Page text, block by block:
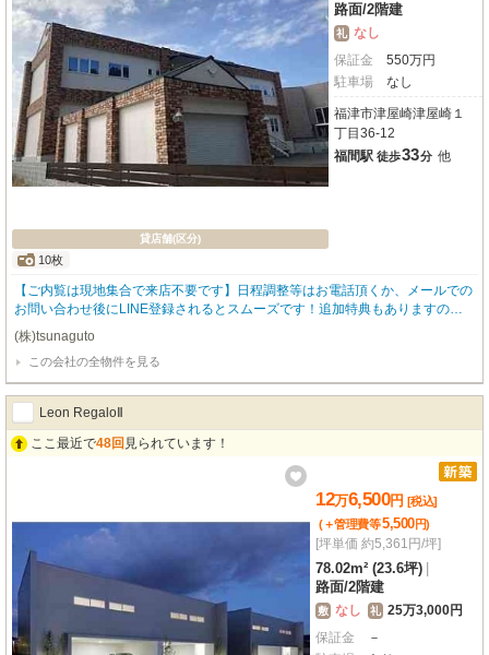
貸店舗(区分)
10枚
路面/2階建
礼 なし
保証金
550万円
駐車場
なし
福津市津屋崎津屋崎１
丁目36-12
福間駅 徒歩33分 他
【ご内覧は現地集合で来店不要です】日程調整等はお電話頂くか、メールでの
お問い合わせ後にLINE登録されるとスムーズです！追加特典もありますので
詳細はお気軽にお問い合わせ下さい♪
(株)tsunaguto
この会社の全物件を見る
Leon RegaloⅡ
ここ最近で48回 見られています！
12万6,500円 [税込]
(＋管理費等5,500円)
[坪単価 約5,361円/坪]
78.02m² (23.6坪)
路面/2階建
敷 なし 礼 25万3,000円
保証金
－